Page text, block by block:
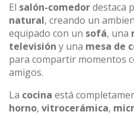
El salón-comedordestaca
natural, creando un
equipado con un sofá, una
televisión y una mesa de
para compartir momentos
amigos.
La cocina está
horno, vitrocerámica,